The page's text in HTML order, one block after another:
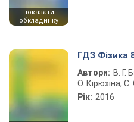
показати
обкладинку
ГДЗ Фізика
Автори: В. Г.
О. Кірюхіна,
Рік: 2016